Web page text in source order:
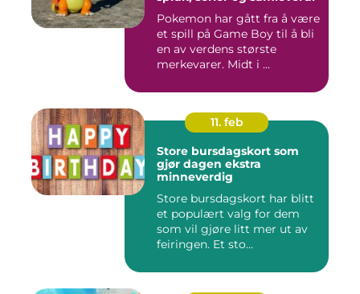
Pokemon har gått fra å være
et spill på Game Boy til å bli
en av verdens største
merkevarer. Midt i ...
11. feb
Store bursdagskort som
gjør dagen ekstra
minneverdig
Store bursdagskort har blitt
et populært valg for dem
som vil gjøre litt mer ut av
feiringen. Et sto...